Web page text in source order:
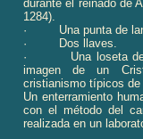
durante el reinado de
1284).
· Una punta de
· Dos llaves.
· Una loseta de
imagen de un
cristianismo típicos
Un enterramiento
con el método del
realizada en un